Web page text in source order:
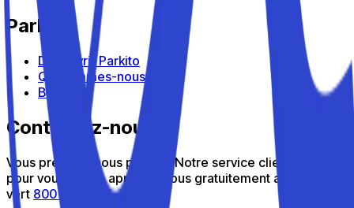
Parkito
Découvrir Parkito
Qui sommes-nous
Blog
Contactez-nous
Vous préférez nous parler ? Notre service client est là
pour vous aider : appelez-nous gratuitement au numéro
vert 800 816 980